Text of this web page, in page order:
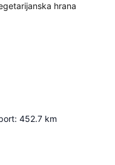
hrana
: 452.7 km